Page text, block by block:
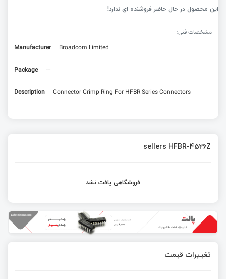
این محصول در حال حاضر فروشنده ای ندارد!
مشخصات فنی:
Manufacturer
Broadcom Limited
Package ---
Description Connector Crimp Ring For HFBR Series Connectors
sellers HFBR-4526Z
فروشگاهی یافت نشد
تغییرات قیمت